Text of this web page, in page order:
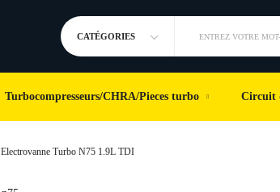
CATÉGORIES ENTREZ VOTRE
Turbocompresseurs/CHRA/Pieces turbo Circuit
Electrovanne Turbo N75 1.9L TDI